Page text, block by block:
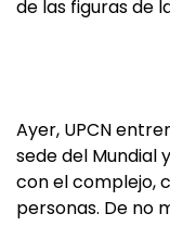
de las figuras de
Ayer, UPCN
sede del Mundial
con el complejo,
personas. De no